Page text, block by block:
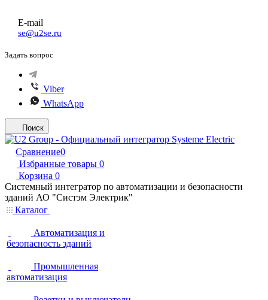
E-mail
se@u2se.ru
Задать вопрос
Viber
WhatsApp
Поиск
Сравнение0
Избранные товары 0
Корзина 0
Системный интегратор по автоматизации и безопасности
зданий АО "Систэм Электрик"
Каталог
Автоматизация и
безопасность зданий
Промышленная
автоматизация